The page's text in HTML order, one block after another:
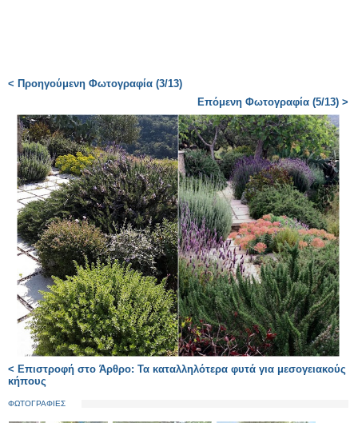
< Προηγούμενη Φωτογραφία (3/13)
Επόμενη Φωτογραφία (5/13) >
< Επιστροφή στο Άρθρο: Τα καταλληλότερα φυτά για μεσογειακούς
κήπους
ΦΩΤΟΓΡΑΦΙΕΣ